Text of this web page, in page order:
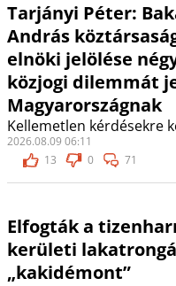
Tarjányi Péter:
András
elnöki jelölése
közjogi dilemmát
Magyarországnak
Kellemetlen kérdésekre
2026.08.09 06:11
13
0 71
Elfogták a
kerületi
„kakidémont”